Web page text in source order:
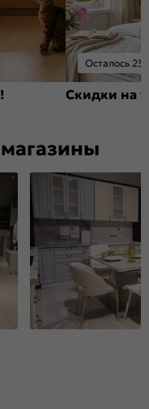
Осталось 23
Скидки на